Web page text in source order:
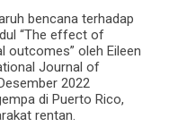
bencana terhadap
“The effect of
oleh Eileen
Journal of
2022
di Puerto Rico,
rentan.